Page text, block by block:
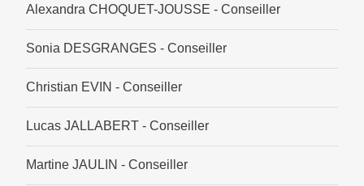
Alexandra CHOQUET-JOUSSE - Conseiller
Sonia DESGRANGES - Conseiller
Christian EVIN - Conseiller
Lucas JALLABERT - Conseiller
Martine JAULIN - Conseiller